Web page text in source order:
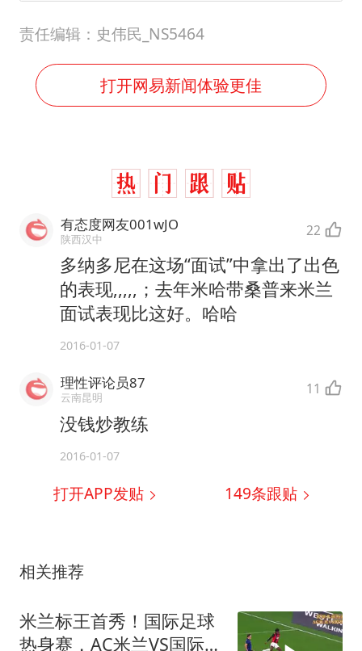
责任编辑：史伟民_NS5464
打开网易新闻体验更佳
有态度网友001wJO
陕西汉中 22
多纳多尼在这场“面试”中拿出了出色
的表现,,,,,；去年米哈带桑普来米兰
面试表现比这好。哈哈
2016-01-07
理性评论员87
云南昆明 11
没钱炒教练
2016-01-07
打开APP发贴 149条跟贴
相关推荐
米兰标王首秀！国际足球
热身赛，AC米兰VS国际米